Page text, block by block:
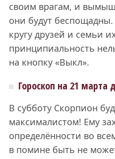
своим врагам, и
они будут
кругу друзей и семьи
принципиальность
на кнопку «Выкл».
Гороскоп на 21 марта
В субботу Скорпион
максималистом! Ему
определённости во
в помине быть не